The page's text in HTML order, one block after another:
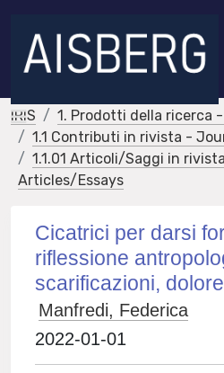
IRIS
1. Prodotti della ricerca
1.1 Contributi in rivista -
1.1.01 Articoli/Saggi in
Articles/Essays
Cicatrici per darsi
riflessione
scarificazioni,
Manfredi, Federica
2022-01-01